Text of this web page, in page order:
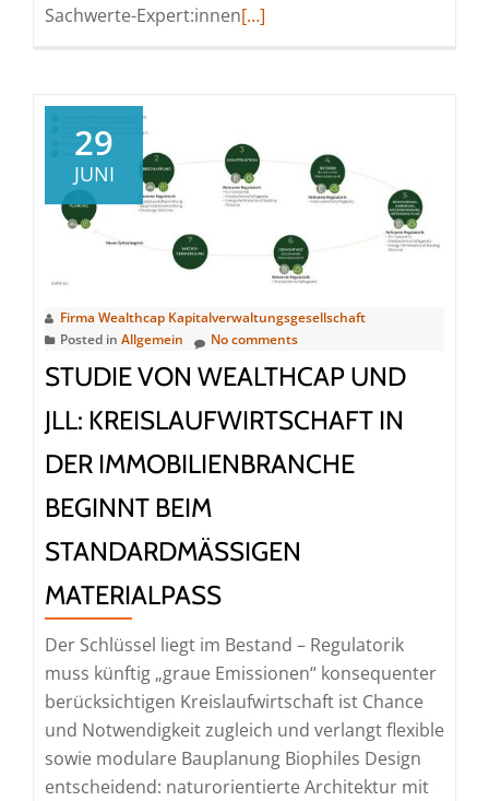
Sachwerte-Expert:innenRead
Inflationsdruck
erhöht
Private
[…]
29
JUNI
Firma Wealthcap Kapitalverwaltungsgesellschaft
Posted in Allgemein No comments
STUDIE VON WEALTHCAP UND
JLL: KREISLAUFWIRTSCHAFT IN
DER IMMOBILIENBRANCHE
BEGINNT BEIM
STANDARDMÄSSIGEN M
ATERIALPASS
Der Schlüssel liegt im Bestand – Regulatorik
muss künftig „graue Emissionen“ konsequenter
berücksichtigen Kreislaufwirtschaft ist Chance
und Notwendigkeit zugleich und verlangt flexible
sowie modulare Bauplanung Biophiles Design
entscheidend: naturorientierte Architektur mit